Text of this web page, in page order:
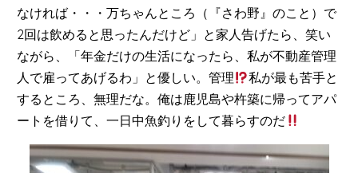
なければ・・・万ちゃんところ（『さわ野』のこと）で
2回は飲めると思ったんだけど」と家人告げたら、笑い
ながら、「年金だけの生活になったら、私が不動産管理
人で雇ってあげるわ」と優しい。管理
私が最も苦手と
するところ、無理だな。俺は鹿児島や杵築に帰ってアパ
ートを借りて、一日中魚釣りをして暮らすのだ